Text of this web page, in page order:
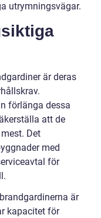
utrymningsvägar.
är deras
förlänga dessa
att de
Det
med
för
är
kapacitet för